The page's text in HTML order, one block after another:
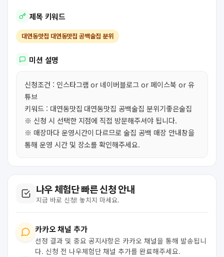
제목 키워드
대연동맛집 대연동맛집 공백술집 분위
미션 설명
신청조건 : 인스타그램 or 네이버블로그 or 페이스북 or 유
튜브
키워드 : 대연동맛집 대연동맛집 공백술집 분위기좋은술집
※ 신청 시 선택한 지점에 직접 방문해주셔야 됩니다.
※ 매장마다 운영시간이 다르므로 술집 공백 매장 안내창을
통해 운영 시간 및 장소를 확인해주세요.
나우 체험단 빠른 신청 안내
지금 바로 신청! 놓치지 마세요.
카카오 채널 추가
선정 결과 및 중요 공지사항은 카카오 채널을 통해 발송됩니
다. 신청 전 나우체험단 채널 추가를 완료해주세요.